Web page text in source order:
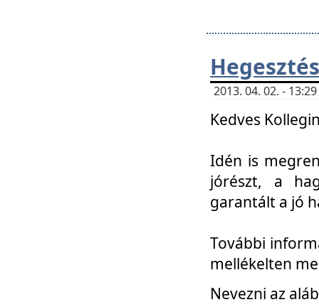
2013. 04. 02. -
Kedves
Idén is
jórészt, a
garantált a jó
További
mellékelten
Nevezni az